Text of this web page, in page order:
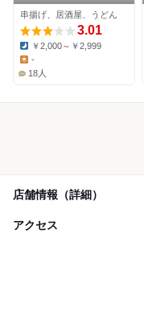
串揚げ、居酒屋、うどん
3.01
Dinner:
￥2,000～￥2,999
Lunch:
-
18人
店舗情報（詳細）
アクセス